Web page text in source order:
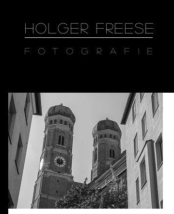
HOLGER FREESE
Fotografie